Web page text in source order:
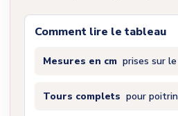
Comment lire le tableau
Mesures en cm prises sur
Tours complets pour